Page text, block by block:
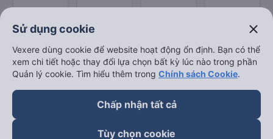
Sử dụng cookie close
Vexere dùng cookie để website hoạt động ổn định. Bạn có thể
xem chi tiết hoặc thay đổi lựa chọn bất kỳ lúc nào trong phần
Quản lý cookie. Tìm hiểu thêm trong Chính sách Cookie.
Chấp nhận tất cả
Tùy chọn cookie